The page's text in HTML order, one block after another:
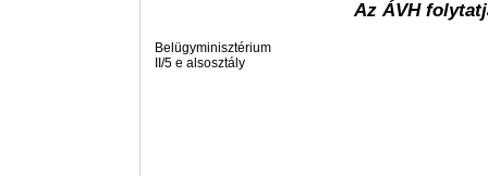
Az ÁVH
Belügyminisztérium
II/5 e alsosztály